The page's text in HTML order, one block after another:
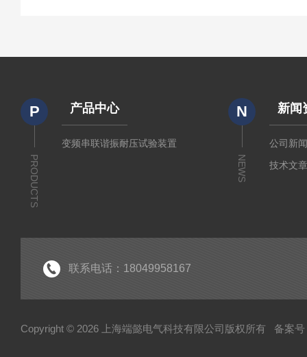
P
PRODUCTS
产品中心
变频串联谐振耐压试验装置
N
NEWS
新闻
公司新
技术文
联系电话：18049958167
Copyright © 2026 上海端懿电气科技有限公司版权所有 备案号